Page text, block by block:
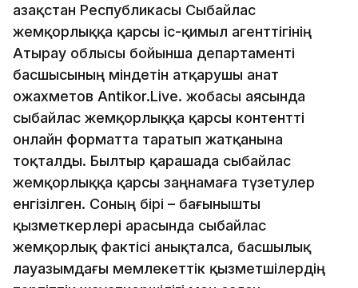
Қазақстан Республикасы Сыбайлас
жемқорлыққа қарсы іс-қимыл агенттігінің
Атырау облысы бойынша департаменті
басшысының міндетін атқарушы Қанат
Қожахметов Antikor.Live. жобасы аясында
сыбайлас жемқорлыққа қарсы контентті
онлайн форматта таратып жатқанына
тоқталды. Былтыр қарашада сыбайлас
жемқорлыққа қарсы заңнамаға түзетулер
енгізілген. Соның бірі – бағынышты
қызметкерлері арасында сыбайлас
жемқорлық фактісі анықталса, басшылық
лауазымдағы мемлекеттік қызметшілердің